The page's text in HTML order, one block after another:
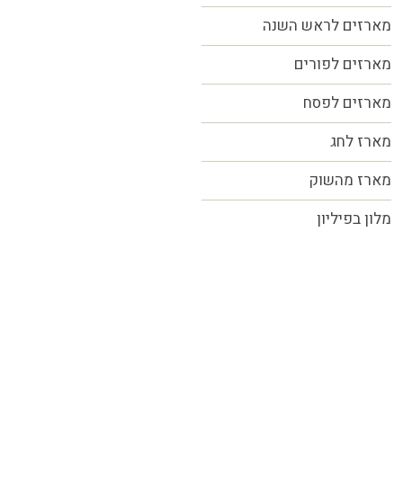
מארזים לראש השנה
מארזים לפורים
מארזים לפסח
מארז לחג
מארז מהשוק
מלון בפיליון